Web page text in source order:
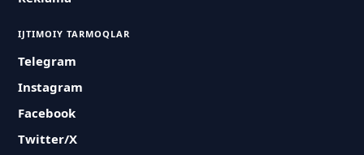
IJTIMOIY TARMOQLAR
Telegram
Instagram
Facebook
Twitter/X